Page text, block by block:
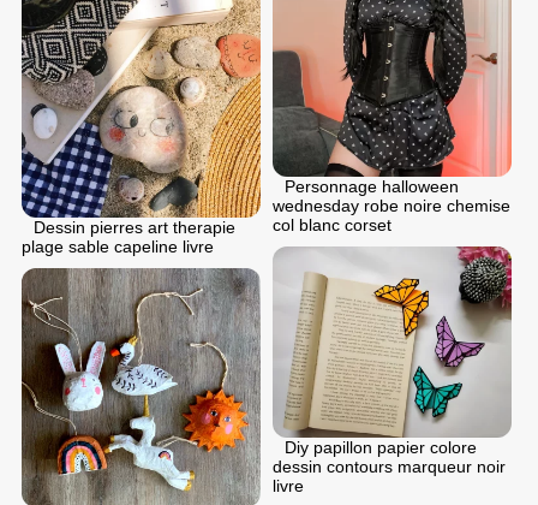
Personnage halloween
wednesday robe noire chemise
col blanc corset
Dessin pierres art therapie
plage sable capeline livre
Diy papillon papier colore
dessin contours marqueur noir
livre